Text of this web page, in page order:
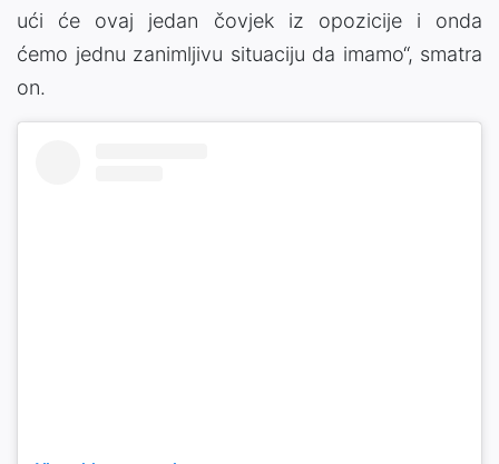
ući će ovaj jedan čovjek iz opozicije i onda
ćemo jednu zanimljivu situaciju da imamo“, smatra
on.